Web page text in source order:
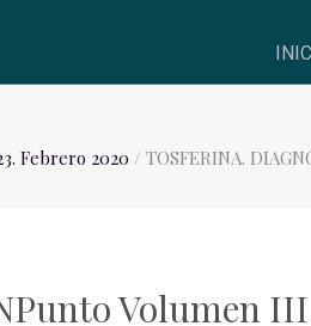
Febrero 2020/ TOSFERINA.
Volumen